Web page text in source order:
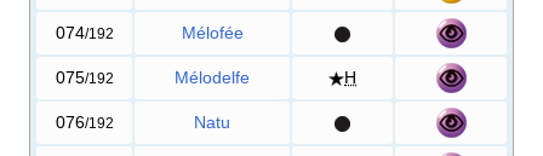
074/192 Mélofée
075/192 Mélodelfe H
076/192 Natu